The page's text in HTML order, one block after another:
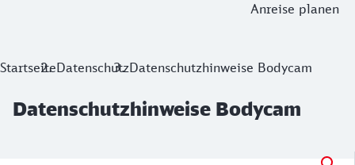
Anreise planen
Datenschutzhinweise Bodycam
StartseiteDatenschutzDatenschutzhinweise Bodycam
Datenschutzhinweise Bodycam